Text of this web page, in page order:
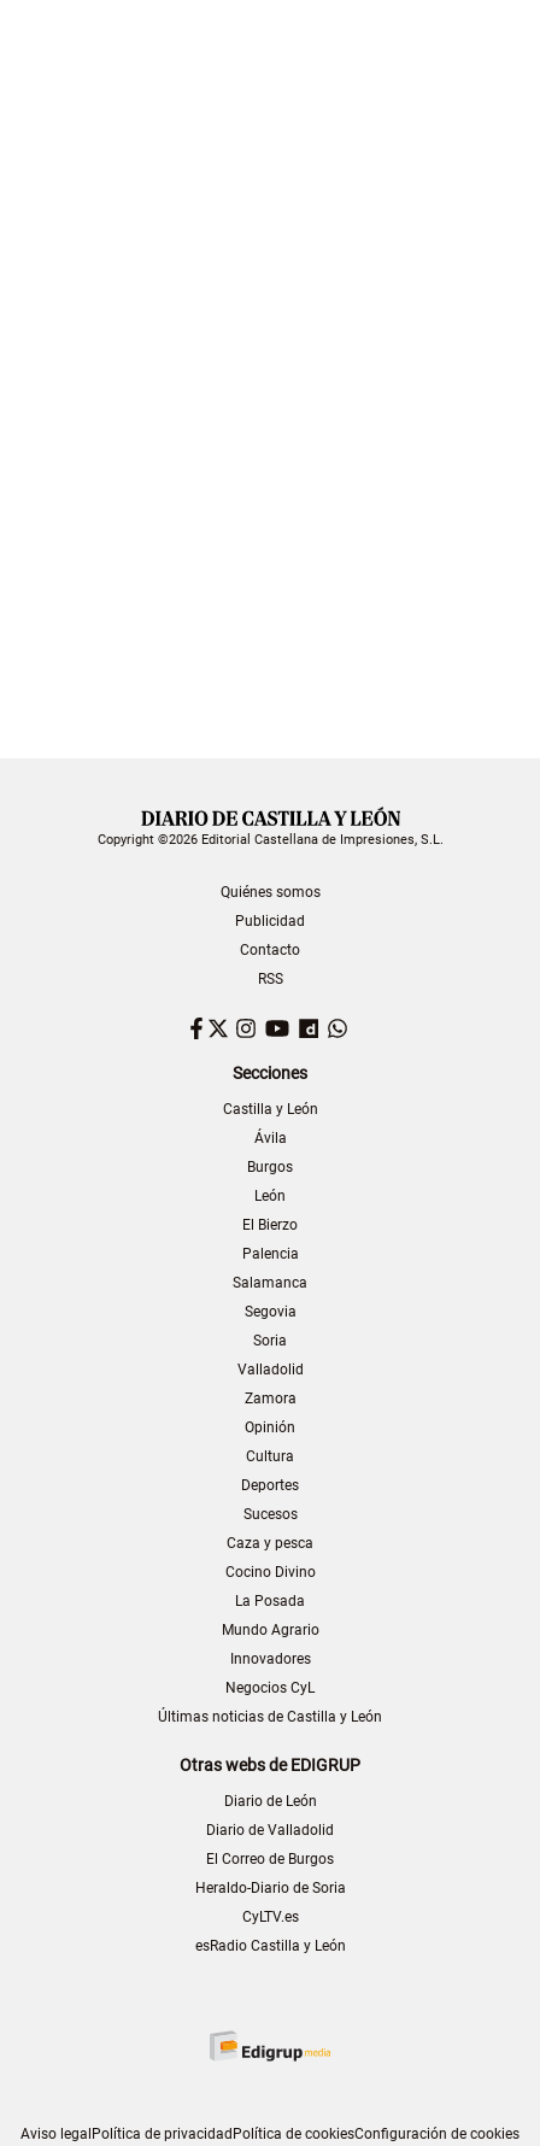
Copyright ©2026 Editorial Castellana de Impresiones, S.L.
Quiénes somos
Publicidad
Contacto
RSS
Facebook
TwitterInstagram
YouTubeDailymotion
Secciones
Castilla y León
Ávila
Burgos
León
El Bierzo
Palencia
Salamanca
Segovia
Soria
Valladolid
Zamora
Opinión
Cultura
Deportes
Sucesos
Caza y pesca
Cocino Divino
La Posada
Mundo Agrario
Innovadores
Negocios CyL
Últimas noticias de Castilla y León
Otras webs de EDIGRUP
Diario de León
Diario de Valladolid
El Correo de Burgos
Heraldo-Diario de Soria
CyLTV.es
esRadio Castilla y León
Aviso legalPolítica de privacidadPolítica de cookiesConfiguración de cookies